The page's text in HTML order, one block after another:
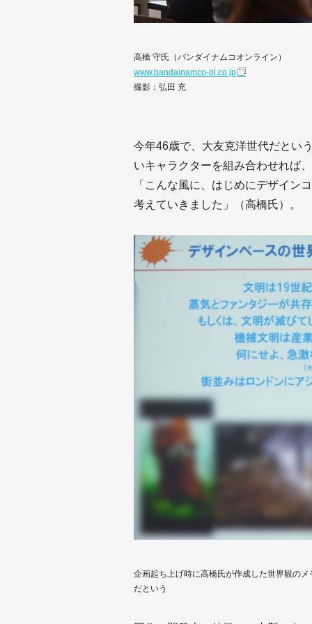
高橋 守氏（バンダイナムコオンライン）
www.bandainamco-ol.co.jp
撮影：弘田 充
今年46歳で、大友克洋世代だとい
いキャラクターを組み合わせれば
「こんな風に、はじめにデザイン
考えていきました」（高橋氏）。
企画起ち上げ時に高橋氏が作成した世界観の
だという